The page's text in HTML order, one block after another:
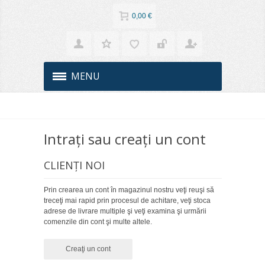
0,00 €
MENU
Intraţi sau creaţi un cont
CLIENŢI NOI
Prin crearea un cont în magazinul nostru veţi reuşi să
treceţi mai rapid prin procesul de achitare, veţi stoca
adrese de livrare multiple şi veţi examina şi urmării
comenzile din cont şi multe altele.
Creaţi un cont